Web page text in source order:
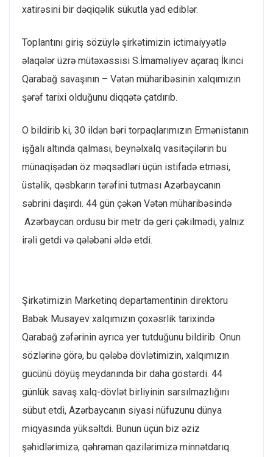
xatirəsini bir dəqiqəlik sükutla yad ediblər.
Toplantını giriş sözüylə şirkətimizin ictimaiyyətlə
əlaqələr üzrə mütəxəssisi S.İmaməliyev açaraq İkinci
Qarabağ savaşının – Vətən müharibəsinin xalqımızın
şərəf tarixi olduğunu diqqətə çatdırıb.
O bildirib ki, 30 ildən bəri torpaqlarımızın Ermənistanın
işğalı altında qalması, beynəlxalq vasitəçilərin bu
münaqişədən öz məqsədləri üçün istifadə etməsi,
üstəlik, qəsbkarın tərəfini tutması Azərbaycanın
səbrini daşırdı. 44 gün çəkən Vətən müharibəsində
Azərbaycan ordusu bir metr də geri çəkilmədi, yalnız
irəli getdi və qələbəni əldə etdi.
Şirkətimizin Marketinq departamentinin direktoru
Babək Musayev xalqımızın çoxəsrlik tarixində
Qarabağ zəfərinin ayrıca yer tutduğunu bildirib. Onun
sözlərinə görə, bu qələbə dövlətimizin, xalqımızın
gücünü döyüş meydanında bir daha göstərdi. 44
günlük savaş xalq-dövlət birliyinin sarsılmazlığını
sübut etdi, Azərbaycanın siyasi nüfuzunu dünya
miqyasında yüksəltdi. Bunun üçün biz əziz
şəhidlərimizə, qəhrəman qazilərimizə minnətdarıq.